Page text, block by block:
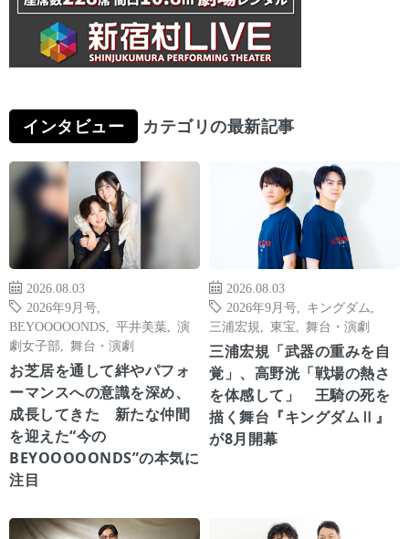
インタビュー カテゴリの最新記事
2026.08.03
2026年9月号
BEYOOOOONDS
平井美葉
演
劇女子部
舞台・演劇
お芝居を通して絆やパフォ
ーマンスへの意識を深め、
成長してきた 新たな仲間
を迎えた“今の
BEYOOOOONDS”の本気に
注目
2026.08.03
2026年9月号
キングダム
三浦宏規
東宝 舞台・演劇
三浦宏規「武器の重みを自
覚」、高野洸「戦場の熱さ
を体感して」 王騎の死を
描く舞台『キングダムⅡ』
が8月開幕